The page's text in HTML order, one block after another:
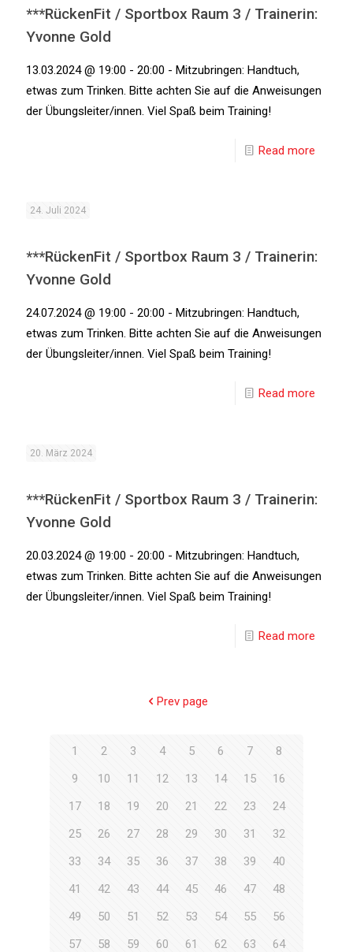
***RückenFit / Sportbox Raum 3 / Trainerin:
Yvonne Gold
13.03.2024 @ 19:00 - 20:00 - Mitzubringen: Handtuch,
etwas zum Trinken. Bitte achten Sie auf die Anweisungen
der Übungsleiter/innen. Viel Spaß beim Training!
Read more
24. Juli 2024
***RückenFit / Sportbox Raum 3 / Trainerin:
Yvonne Gold
24.07.2024 @ 19:00 - 20:00 - Mitzubringen: Handtuch,
etwas zum Trinken. Bitte achten Sie auf die Anweisungen
der Übungsleiter/innen. Viel Spaß beim Training!
Read more
20. März 2024
***RückenFit / Sportbox Raum 3 / Trainerin:
Yvonne Gold
20.03.2024 @ 19:00 - 20:00 - Mitzubringen: Handtuch,
etwas zum Trinken. Bitte achten Sie auf die Anweisungen
der Übungsleiter/innen. Viel Spaß beim Training!
Read more
Prev page
1 2 3 4 5 6 7
8
9
10 11 12 13 14 15
16
17
18 19 20 21 22 23
24
25
26 27 28 29 30 31
32
33
34 35 36 37 38 39
40
41
42 43 44 45 46 47
48
49
50 51 52 53 54 55
56
57
58 59 60 61 62 63
64